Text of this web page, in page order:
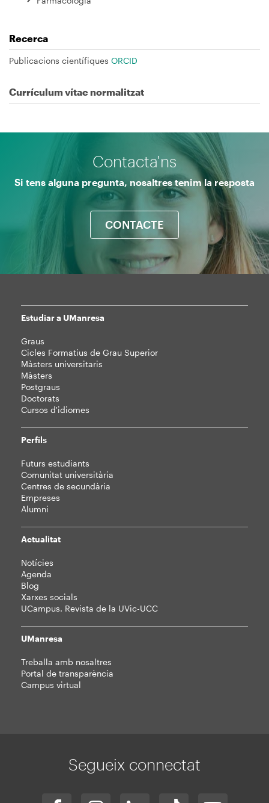
Recerca
Publicacions científiques ORCID
Currículum vítae normalitzat
Contacta'ns
Si tens alguna pregunta, nosaltres tenim la resposta
CONTACTE
Mapa
web
Estudiar a UManresa
Graus
Cicles Formatius de Grau Superior
Màsters universitaris
Màsters
Postgraus
Doctorats
Cursos d'idiomes
Perfils
Futurs estudiants
Comunitat universitària
Centres de secundària
Empreses
Alumni
Actualitat
Notícies
Agenda
Blog
Xarxes socials
UCampus. Revista de la UVic-UCC
UManresa
Treballa amb nosaltres
Portal de transparència
Campus virtual
Segueix connectat